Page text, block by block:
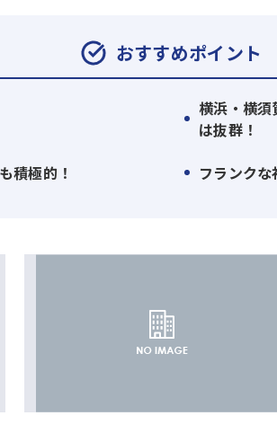
ます！また、会社のクレド（信条）に
の外部研修、経営者向けのセミナーな
おすすめポイント
横浜・横
は抜群！
積極的！
フランクな